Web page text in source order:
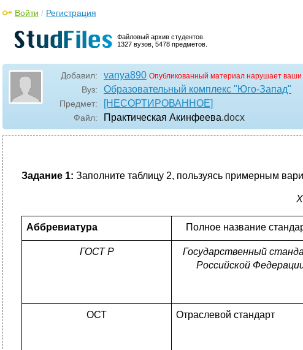
Файловый архив студентов.
1327 вузов, 5478 предметов.
Войти / Регистрация
Добавил: vanya890 Опубликованный материал нарушает ваши
Вуз: Образовательный комплекс "Юго-Запад"
Предмет: [НЕСОРТИРОВАННОЕ]
Файл: Практическая Акинфеева.docx
Задание 1: Заполните таблицу 2, пользуясь примерным
Аббревиатура Полное название
ГОСТ Р
Государственный
Российской
ОСТ Отраслевой стандарт